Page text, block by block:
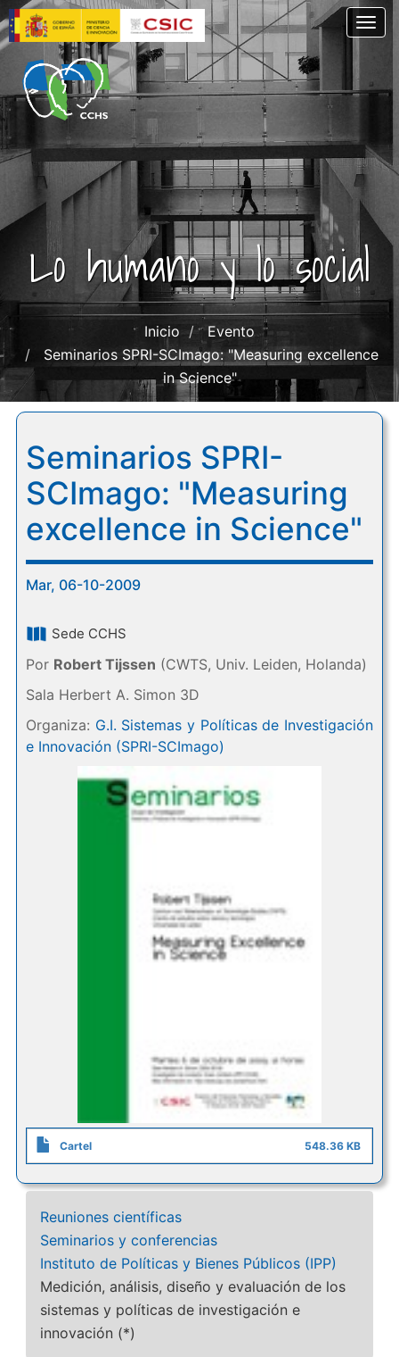
Pasar
al
contenido
principal
Lo humano y lo social
Inicio
Evento
Seminarios SPRI-SCImago: "Measuring excellence
in Science"
Seminarios SPRI-
SCImago: "Measuring
excellence in Science"
Mar, 06-10-2009
Sede CCHS
Por Robert Tijssen (CWTS, Univ. Leiden, Holanda)
Sala Herbert A. Simon 3D
Organiza: G.I. Sistemas y Políticas de Investigación
e Innovación (SPRI-SCImago)
Cartel 548.36 KB
Reuniones científicas
Seminarios y conferencias
Instituto de Políticas y Bienes Públicos (IPP)
Medición, análisis, diseño y evaluación de los
sistemas y políticas de investigación e
innovación (*)